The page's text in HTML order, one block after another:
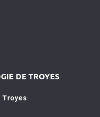
DE TROYES
Troyes